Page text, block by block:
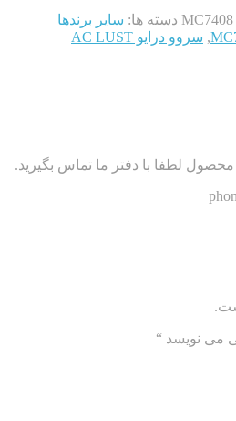
دسته ها: سایر برندها
, سروو درایو AC LUST
لطفا با دفتر ما تماس بگیرید.
می نویسد “